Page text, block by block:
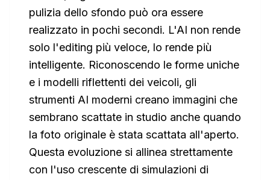
pulizia dello sfondo può ora essere
realizzato in pochi secondi. L'AI non rende
solo l'editing più veloce, lo rende più
intelligente. Riconoscendo le forme uniche
e i modelli riflettenti dei veicoli, gli
strumenti AI moderni creano immagini che
sembrano scattate in studio anche quando
la foto originale è stata scattata all'aperto.
Questa evoluzione si allinea strettamente
con l'uso crescente di simulazioni di